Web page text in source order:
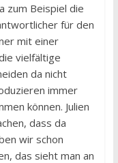
zum Beispiel die
für den
mit einer
vielfältige
da nicht
immer
können. Julien
dass da
wir schon
das sieht man an